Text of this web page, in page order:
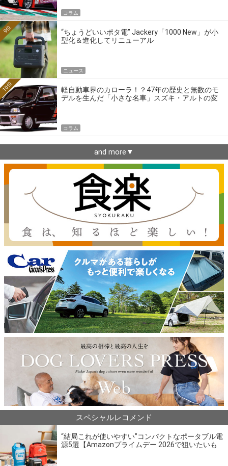
コラム
“ちょうどいいポタ電” Jackery「1000 New」が小
型化＆進化してリニューアル
9位
ニュース
軽自動車界のカローラ！？47年の歴史と無数のモ
デルを生んだ「小さな名車」スズキ・アルトの変
10位
コラム
and more▼
スペシャルレコメンド
“結局これが使いやすい”コンパクトなポータブル電
源5選【Amazonプライムデー 2026で狙いたいも